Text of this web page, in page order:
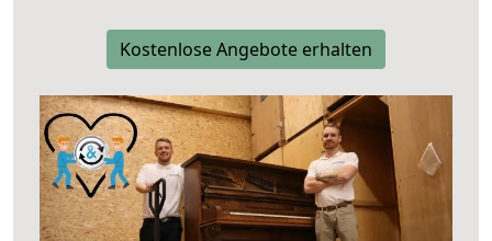
Kostenlose Angebote erhalten